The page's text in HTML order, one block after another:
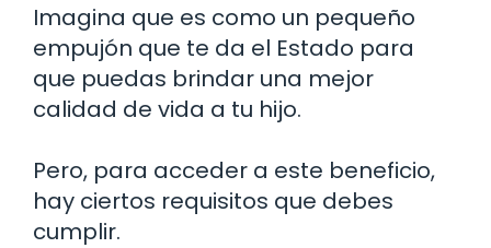
Imagina que es como un pequeño
empujón que te da el Estado para
que puedas brindar una mejor
calidad de vida a tu hijo.
Pero, para acceder a este beneficio,
hay ciertos requisitos que debes
cumplir.